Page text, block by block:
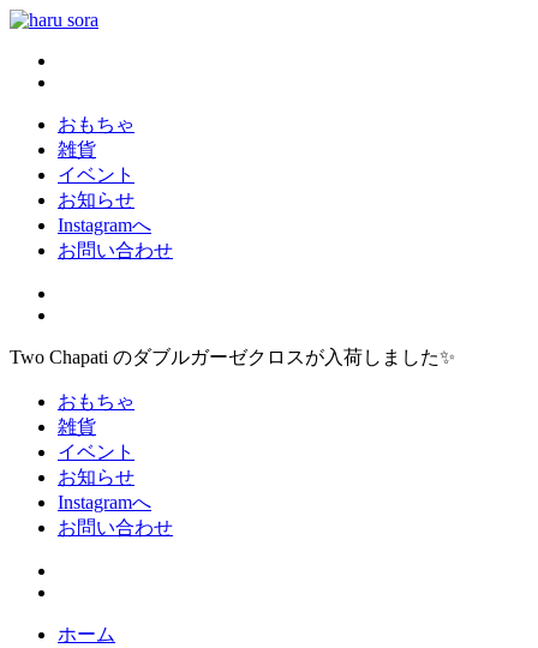
コ
haru sora
新しいharusoraもよろしくおねがいします
おもちゃ
雑貨
イベント
お知らせ
Instagramへ
お問い合わせ
Two Chapati のダブルガーゼクロスが入荷しました✨
おもちゃ
雑貨
イベント
お知らせ
Instagramへ
お問い合わせ
ホーム